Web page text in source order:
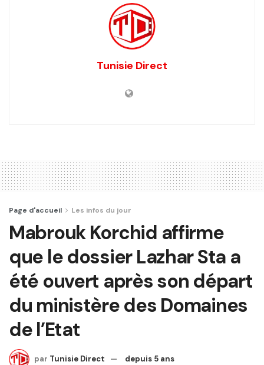
Tunisie Direct
Page d'accueil Les infos du jour
Mabrouk Korchid affirme
que le dossier Lazhar Sta a
été ouvert après son départ
du ministère des Domaines
de l’Etat
par Tunisie Direct depuis 5 ans